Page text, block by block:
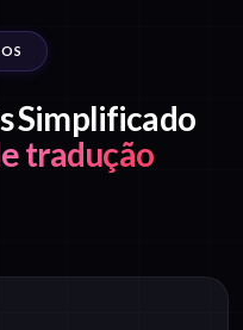
Simplificado
tradução